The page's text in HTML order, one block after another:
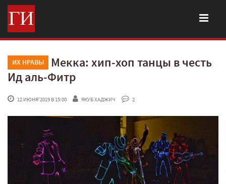
ИХ НРАВЫ
Мекка: хип-хоп танцы в честь
Ид аль-Фитр
12 ИЮНЯ'2019 В 15:00 ЯКУБ ХАДЖИЧ 2